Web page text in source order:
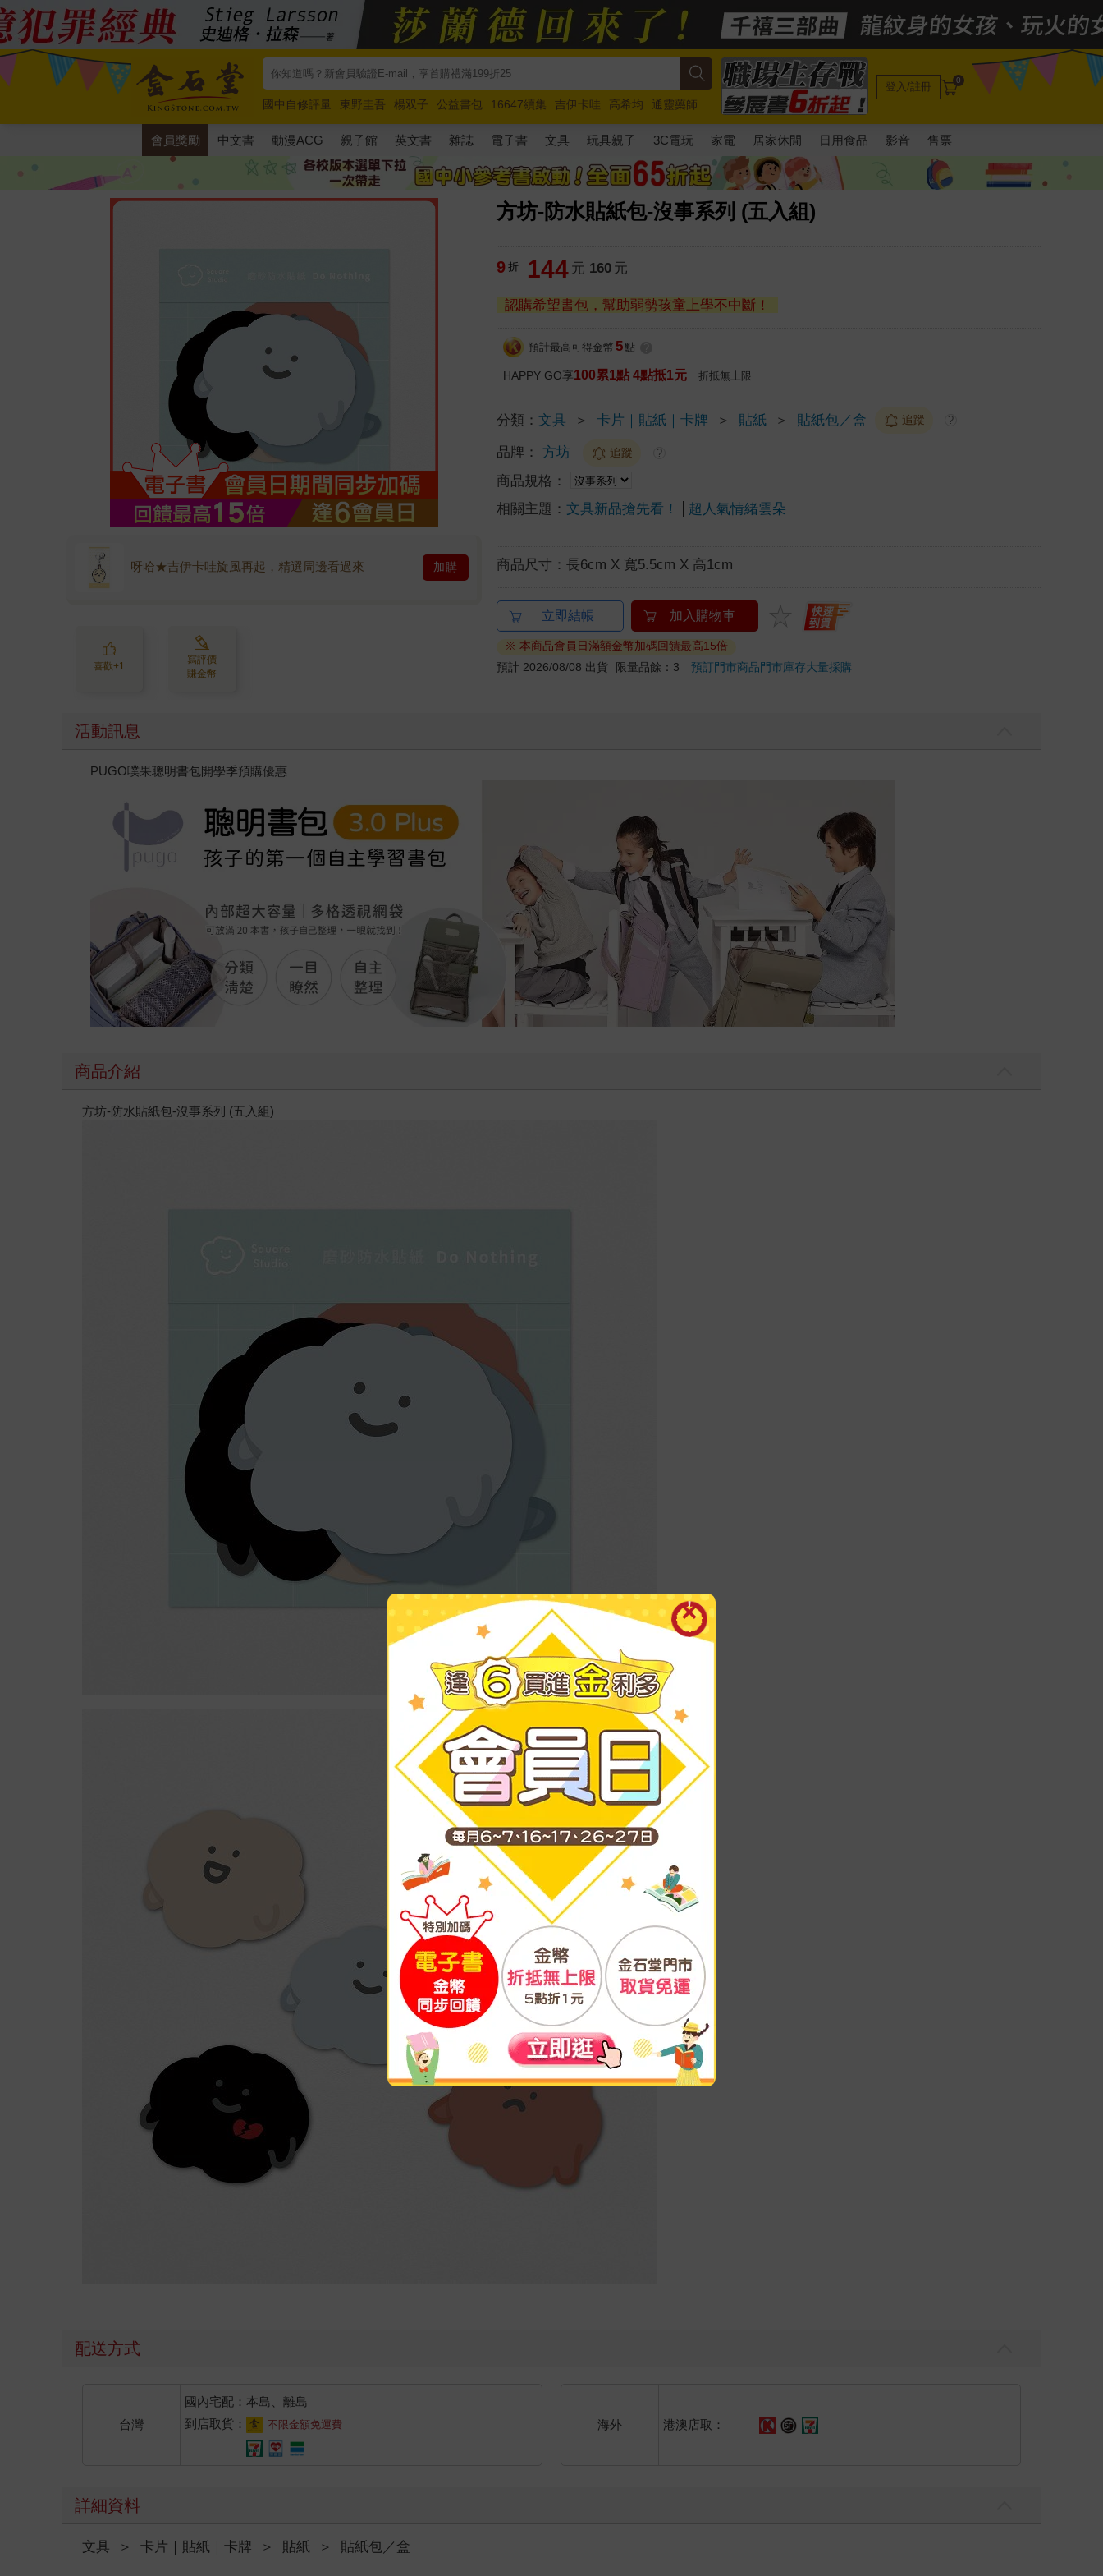
國中自修評量 東野圭吾 楊双子 公益書包 16647續集 吉伊卡哇 高希均
通靈藥師
唯紅花綻放
奧德賽 路邊攤新作 馬斯克 玩具總動員5 超慢跑
登入/註冊 0
會員獎勵 中文書 動漫ACG 親子館 英文書 雜誌 電子書 文具 玩具親子 3C電玩 家電 居家休閒 日用食品 影音 售票
方坊-防水貼紙包-沒事系列 (五入組)
呀哈★吉伊卡哇旋風再起，精選周邊看過來 加購
喜歡+1
寫評價
賺金幣
9 折 144 元 160 元
認購希望書包，幫助弱勢孩童上學不中斷！
預計最高可得金幣 5 點
HAPPY GO享100累1點 4點抵1元 折抵無上限
分類：文具 ＞ 卡片｜貼紙｜卡牌 ＞ 貼紙 ＞ 貼紙包／盒 追蹤 ?
品牌： 方坊 追蹤 ?
商品規格：
相關主題：文具新品搶先看！ 超人氣情緒雲朵
商品尺寸：長6cm X 寬5.5cm X 高1cm
立即結帳 加入購物車
※ 本商品會員日滿額金幣加碼回饋最高15倍
預計 2026/08/08 出貨
限量品餘：3預訂門市商品門市庫存大量採購
活動訊息
PUGO噗果聰明書包開學季預購優惠
商品介紹
方坊-防水貼紙包-沒事系列 (五入組)
配送方式
台灣
國內宅配：本島、離島
到店取貨：
不限金額免運費 海外 港澳店取：
詳細資料
文具 ＞ 卡片｜貼紙｜卡牌 ＞ 貼紙 ＞ 貼紙包／盒